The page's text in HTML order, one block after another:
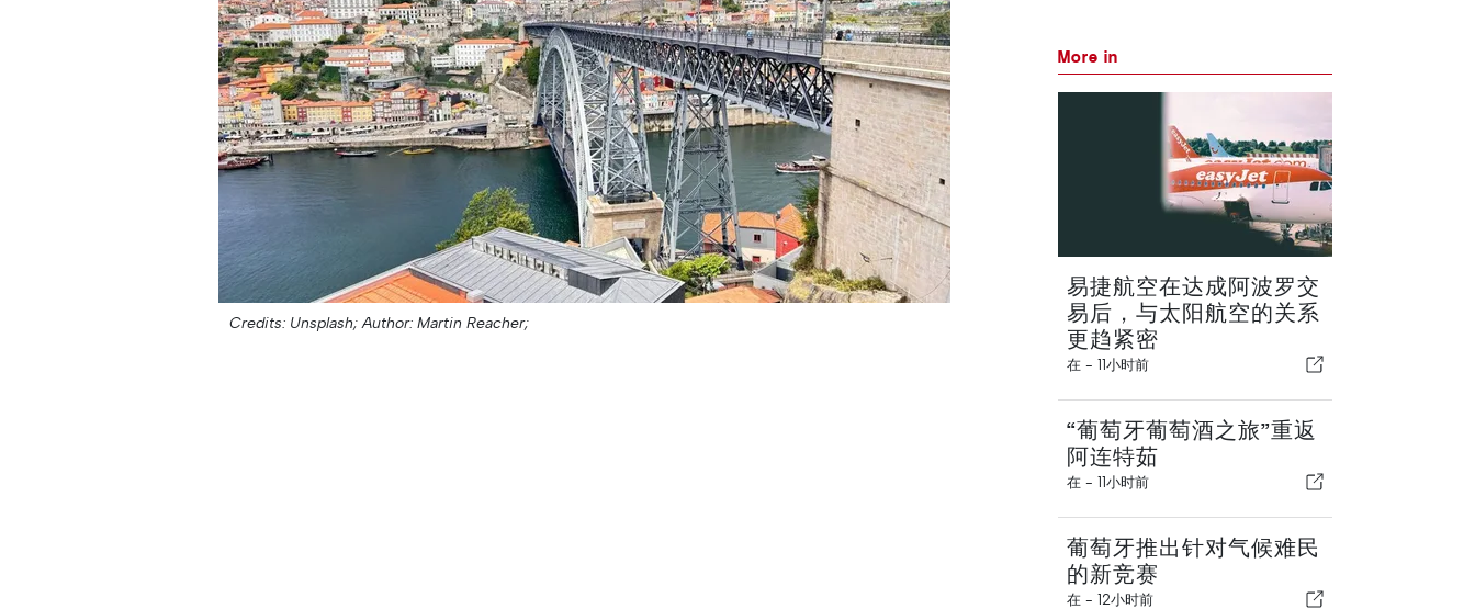
Credits: Unsplash; Author: Martin Reacher;
More in
易捷航空在达成阿波罗交
易后，与太阳航空的关系
更趋紧密
在 - 11小时前
“葡萄牙葡萄酒之旅”重返
阿连特茹
在 - 11小时前
葡萄牙推出针对气候难民
的新竞赛
在 - 12小时前